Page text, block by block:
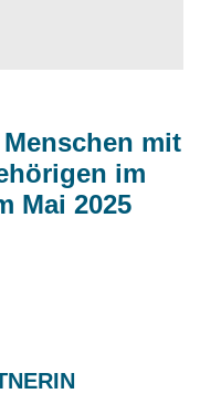
mit
im
Mai 2025